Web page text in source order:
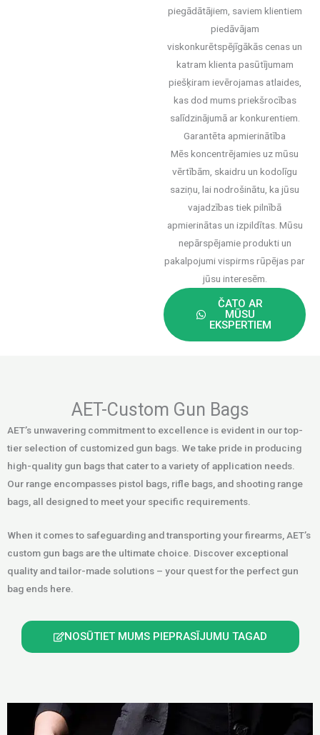
piegādātājiem, saviem klientiem
piedāvājam
viskonkurētspējīgākās cenas un
katram klienta pasūtījumam
piešķiram ievērojamas atlaides,
kas dod mums priekšrocības
salīdzinājumā ar konkurentiem.
Garantēta apmierinātība
Mēs koncentrējamies uz mūsu
vērtībām, skaidru un kodolīgu
saziņu, lai nodrošinātu, ka jūsu
vajadzības tiek pilnībā
apmierinātas un izpildītas. Mūsu
nepārspējamie produkti un
pakalpojumi vispirms rūpējas par
jūsu interesēm.
ČATO AR
MŪSU
EKSPERTIEM
AET-Custom Gun Bags
AET’s unwavering commitment to excellence is evident in our top-
tier selection of customized gun bags. We take pride in producing
high-quality gun bags that cater to a variety of application needs.
Our range encompasses pistol bags, rifle bags, and shooting range
bags, all designed to meet your specific requirements.
When it comes to safeguarding and transporting your firearms, AET’s
custom gun bags are the ultimate choice. Discover exceptional
quality and tailor-made solutions – your quest for the perfect gun
bag ends here.
NOSŪTIET MUMS PIEPRASĪJUMU TAGAD